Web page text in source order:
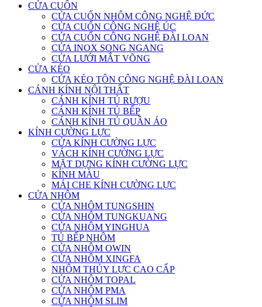
CỬA CUỐN
CỬA CUỐN NHÔM CÔNG NGHỆ ĐỨC
CỬA CUỐN CÔNG NGHỆ ÚC
CỬA CUỐN CÔNG NGHỆ ĐÀI LOAN
CỬA INOX SONG NGANG
CỬA LƯỚI MẮT VÕNG
CỬA KÉO
CỬA KÉO TÔN CÔNG NGHỆ ĐÀI LOAN
CÁNH KÍNH NỘI THẤT
CÁNH KÍNH TỦ RƯỢU
CÁNH KÍNH TỦ BẾP
CÁNH KÍNH TỦ QUẦN ÁO
KÍNH CƯỜNG LỰC
CỬA KÍNH CƯỜNG LỰC
VÁCH KÍNH CƯỜNG LỰC
MẶT DỰNG KÍNH CƯỜNG LỰC
KÍNH MÀU
MÁI CHE KÍNH CƯỜNG LỰC
CỬA NHÔM
CỬA NHÔM TUNGSHIN
CỬA NHÔM TUNGKUANG
CỬA NHÔM YINGHUA
TỦ BẾP NHÔM
CỬA NHÔM OWIN
CỬA NHÔM XINGFA
NHÔM THỦY LỰC CAO CẤP
CỬA NHÔM TOPAL
CỬA NHÔM PMA
CỬA NHÔM SLIM